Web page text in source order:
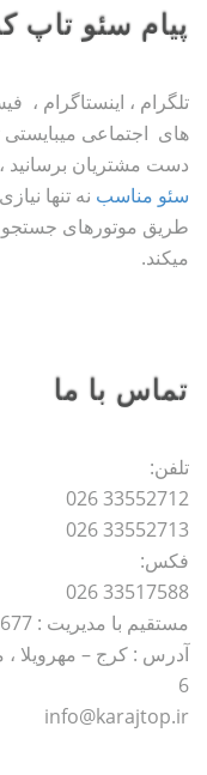
پیام سئو تاپ
تلگرام ، اینستاگرام ،
های اجتماعی میبایستی
دست مشتریان برسانید
سئو مناسب نه تنها
طریق موتورهای
میکند.
تماس با ما
تلفن:
33552712 026
33552713 026
فکس:
33517588 026
مستقیم با مدیریت : 09122623677
آدرس : کرج – مهرویلا ،
6
info@karajtop.ir